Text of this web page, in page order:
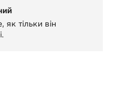
тільки він